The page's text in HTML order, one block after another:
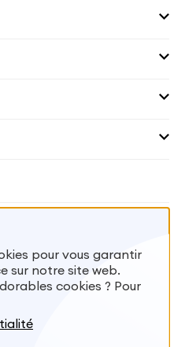
notre foire aux
pour vous garantir
sur notre site web.
cookies ? Pour